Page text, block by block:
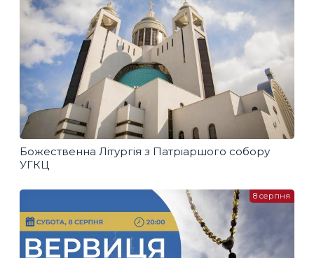
Божественна Літургія з Патріаршого собору
УГКЦ
8 серпня